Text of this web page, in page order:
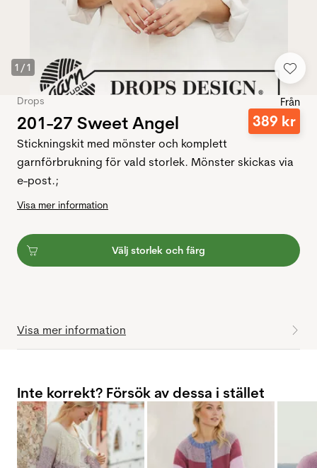
1 /1
Drops
201-27 Sweet Angel
Från
389 kr
Stickningskit med mönster och komplett
garnförbrukning för vald storlek. Mönster skickas via
e-post.;
Visa mer information
Välj storlek och färg
Visa mer information
Inte korrekt? Försök av dessa i stället